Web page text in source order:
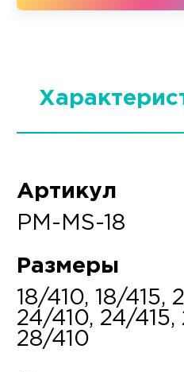
Артикул
PM-MS-18
Размеры
18/410, 18/415,
24/410, 24/
28/410